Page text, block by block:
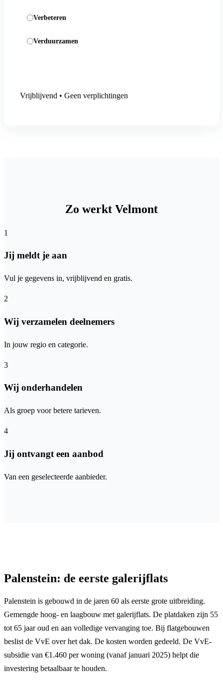
Verbeteren
Verduurzamen
Vrijblijvend • Geen verplichtingen
Zo werkt Velmont
1
Jij meldt je aan
Vul je gegevens in, vrijblijvend en gratis.
2
Wij verzamelen deelnemers
In jouw regio en categorie.
3
Wij onderhandelen
Als groep voor betere tarieven.
4
Jij ontvangt een aanbod
Van een geselecteerde aanbieder.
Palenstein: de eerste galerijflats
Palenstein is gebouwd in de jaren 60 als eerste grote uitbreiding.
Gemengde hoog- en laagbouw met galerijflats. De platdaken zijn 55
tot 65 jaar oud en aan volledige vervanging toe. Bij flatgebouwen
beslist de VvE over het dak. De kosten worden gedeeld. De VvE-
subsidie van €1.460 per woning (vanaf januari 2025) helpt die
investering betaalbaar te houden.